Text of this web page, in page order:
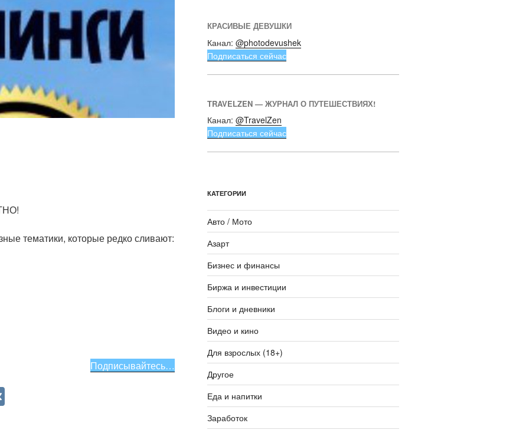
тематики, которые редко сливают:
Подписывайтесь…
КРАСИВЫЕ ДЕВУШКИ
Канал: @photodevushek
Подписаться сейчас
TRAVELZEN — ЖУРНАЛ О ПУТЕШЕСТВИЯХ!
Канал: @TravelZen
Подписаться сейчас
КАТЕГОРИИ
Авто / Мото
Азарт
Бизнес и финансы
Биржа и инвестиции
Блоги и дневники
Видео и кино
Для взрослых (18+)
Другое
Еда и напитки
Заработок